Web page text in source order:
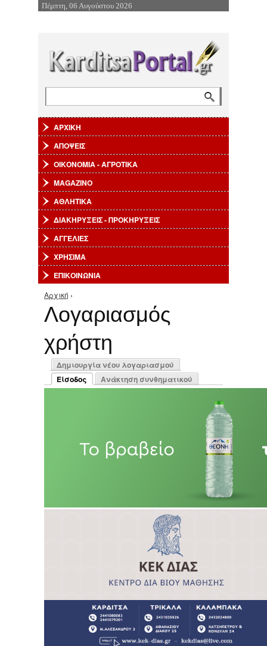
Επιστροφή στην Πλοήγηση
Πέμπτη, 06 Αυγούστου 2026
ΑΡΧΙΚΗ
ΑΠΟΨΕΙΣ
ΟΙΚΟΝΟΜΙΑ - ΑΓΡΟΤΙΚΑ
MAGAZINO
ΑΘΛΗΤΙΚΑ
ΔΙΑΚΗΡΥΞΕΙΣ - ΠΡΟΚΗΡΥΞΕΙΣ
ΑΓΓΕΛΙΕΣ
ΧΡΗΣΙΜΑ
ΕΠΙΚΟΙΝΩΝΙΑ
Είστε εδώ
Αρχική ›
Λογαριασμός
χρήστη
Πρωτεύουσες καρτέλες
Δημιουργία νέου λογαριασμού
Είσοδος
(ενεργή καρτέλα)
Ανάκτηση συνθηματικού